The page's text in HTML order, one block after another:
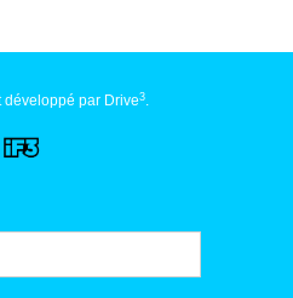
développé par Drive3.